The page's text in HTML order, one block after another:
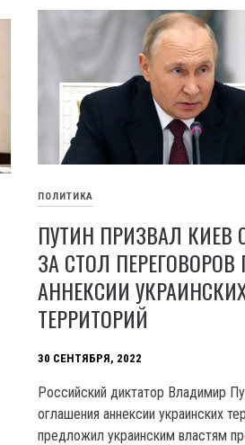
ПОЛИТИКА
ПУТИН ПРИЗВАЛ КИЕВ
ЗА СТОЛ ПЕРЕГОВОРОВ
АННЕКСИИ
ТЕРРИТОРИЙ
30 СЕНТЯБРЯ, 2022
Российский диктатор Владимир
оглашения аннексии украинских
предложил украинским властям